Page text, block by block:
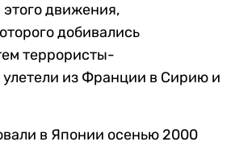
движения,
добивались
террористы-
из Франции в Сирию и
в Японии осенью 2000